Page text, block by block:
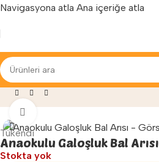
Navigasyona atla Ana içeriğe atla
» Anaokulu Galoşluk
Tükendi
Anaokulu Galoşluk Bal Arısı
Stokta yok